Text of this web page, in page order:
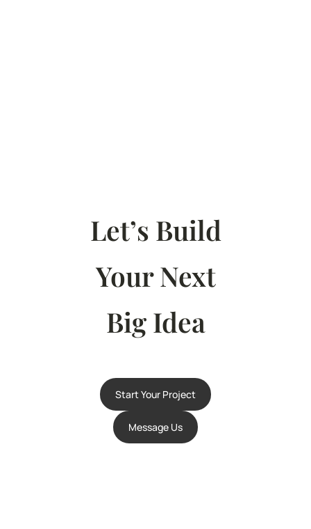
Let’s Build
Your Next
Big Idea
Start Your Project
Message Us